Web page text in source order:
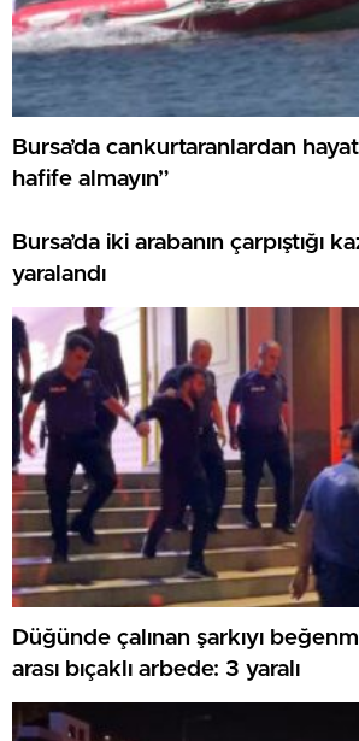
Bursa’da cankurtaranlardan
hafife almayın”
Bursa’da iki arabanın çarpıştığı
yaralandı
Düğünde çalınan şarkıyı
arası bıçaklı arbede: 3 yaralı